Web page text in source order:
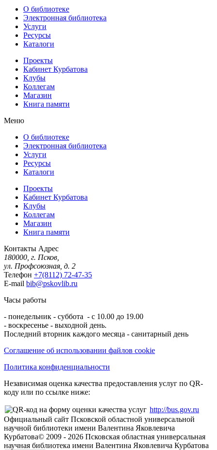
О библиотеке
Электронная библиотека
Услуги
Ресурсы
Каталоги
Проекты
Кабинет Курбатова
Клубы
Коллегам
Магазин
Книга памяти
Меню
О библиотеке
Электронная библиотека
Услуги
Ресурсы
Каталоги
Проекты
Кабинет Курбатова
Клубы
Коллегам
Магазин
Книга памяти
Контакты Адрес
180000, г. Псков,
ул. Профсоюзная, д. 2
Телефон +7(8112) 72-47-35
E-mail bib@pskovlib.ru
Часы работы
- понедельник - суббота - с 10.00 до 19.00
- воскресенье - выходной день.
Последний вторник каждого месяца - санитарный день
Соглашение об использовании файлов cookie
Политика конфиденциальности
Независимая оценка качества предоставления услуг по QR-
коду или по ссылке ниже:
http://bus.gov.ru
Официальный сайт Псковской областной универсальной
научной библиотеки имени Валентина Яковлевича
Курбатова© 2009 - 2026 Псковская областная универсальная
научная библиотека имени Валентина Яковлевича Курбатова